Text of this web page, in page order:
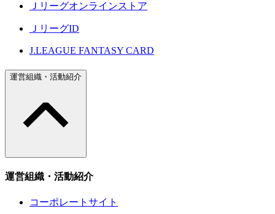
Ｊリーグオンラインストア
ＪリーグID
J.LEAGUE FANTASY CARD
運営組織・活動紹介
運営組織・活動紹介
コーポレートサイト